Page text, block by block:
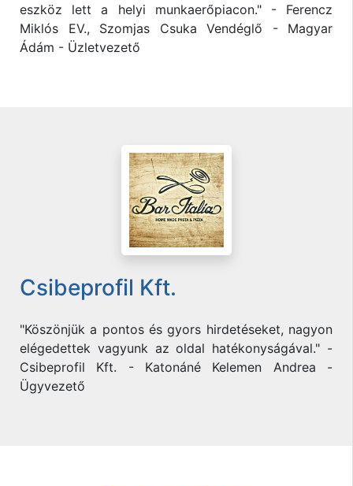
eszköz lett a helyi munkaerőpiacon." - Ferencz
Miklós EV., Szomjas Csuka Vendéglő - Magyar
Ádám - Üzletvezető
Csibeprofil Kft.
"Köszönjük a pontos és gyors hirdetéseket, nagyon
elégedettek vagyunk az oldal hatékonyságával." -
Csibeprofil Kft. - Katonáné Kelemen Andrea -
Ügyvezető